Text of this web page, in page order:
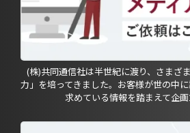
(株)共同通信社は半世紀に渡り、さまざ
力」を培ってきました。お客様が世の中
求めている情報を踏まえて企画